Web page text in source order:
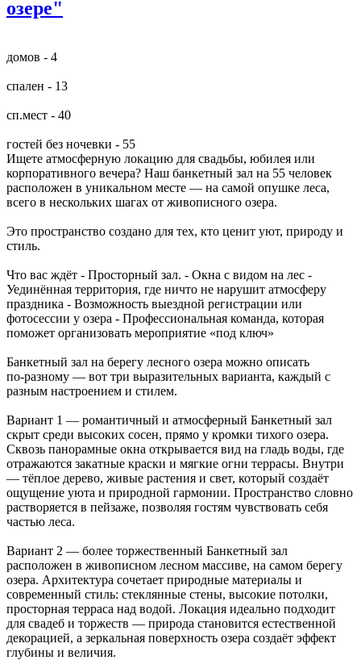
озере"
домов - 4
спален - 13
сп.мест - 40
гостей без ночевки - 55
Ищете атмосферную локацию для свадьбы, юбилея или
корпоративного вечера? Наш банкетный зал на 55 человек
расположен в уникальном месте — на самой опушке леса,
всего в нескольких шагах от живописного озера.
Это пространство создано для тех, кто ценит уют, природу и
стиль.
Что вас ждёт - Просторный зал. - Окна с видом на лес -
Уединённая территория, где ничто не нарушит атмосферу
праздника - Возможность выездной регистрации или
фотосессии у озера - Профессиональная команда, которая
поможет организовать мероприятие «под ключ»
Банкетный зал на берегу лесного озера можно описать
по‑разному — вот три выразительных варианта, каждый с
разным настроением и стилем.
Вариант 1 — романтичный и атмосферный Банкетный зал
скрыт среди высоких сосен, прямо у кромки тихого озера.
Сквозь панорамные окна открывается вид на гладь воды, где
отражаются закатные краски и мягкие огни террасы. Внутри
— тёплое дерево, живые растения и свет, который создаёт
ощущение уюта и природной гармонии. Пространство словно
растворяется в пейзаже, позволяя гостям чувствовать себя
частью леса.
Вариант 2 — более торжественный Банкетный зал
расположен в живописном лесном массиве, на самом берегу
озера. Архитектура сочетает природные материалы и
современный стиль: стеклянные стены, высокие потолки,
просторная терраса над водой. Локация идеально подходит
для свадеб и торжеств — природа становится естественной
декорацией, а зеркальная поверхность озера создаёт эффект
глубины и величия.